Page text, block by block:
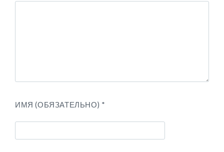
ИМЯ (ОБЯЗАТЕЛЬНО) *